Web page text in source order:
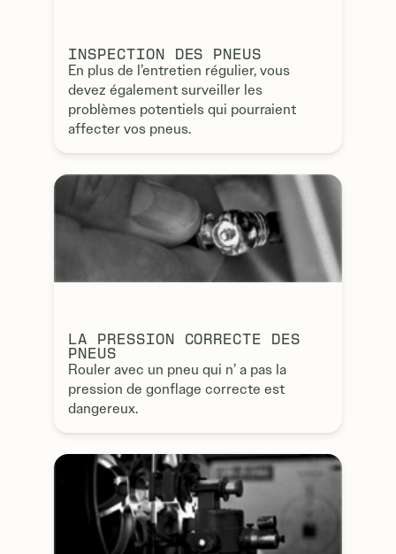
INSPECTION DES PNEUS
En plus de l’entretien régulier, vous
devez également surveiller les
problèmes potentiels qui pourraient
affecter vos pneus.
LA PRESSION CORRECTE DES
PNEUS
Rouler avec un pneu qui n’ a pas la
pression de gonflage correcte est
dangereux.